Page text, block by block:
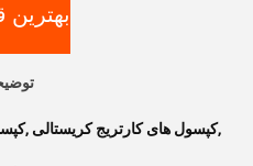
, کپسول های کارتریج کریستالی,